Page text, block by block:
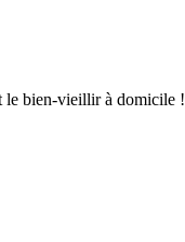
bien-vieillir à